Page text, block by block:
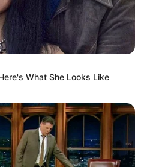
What She Looks Like